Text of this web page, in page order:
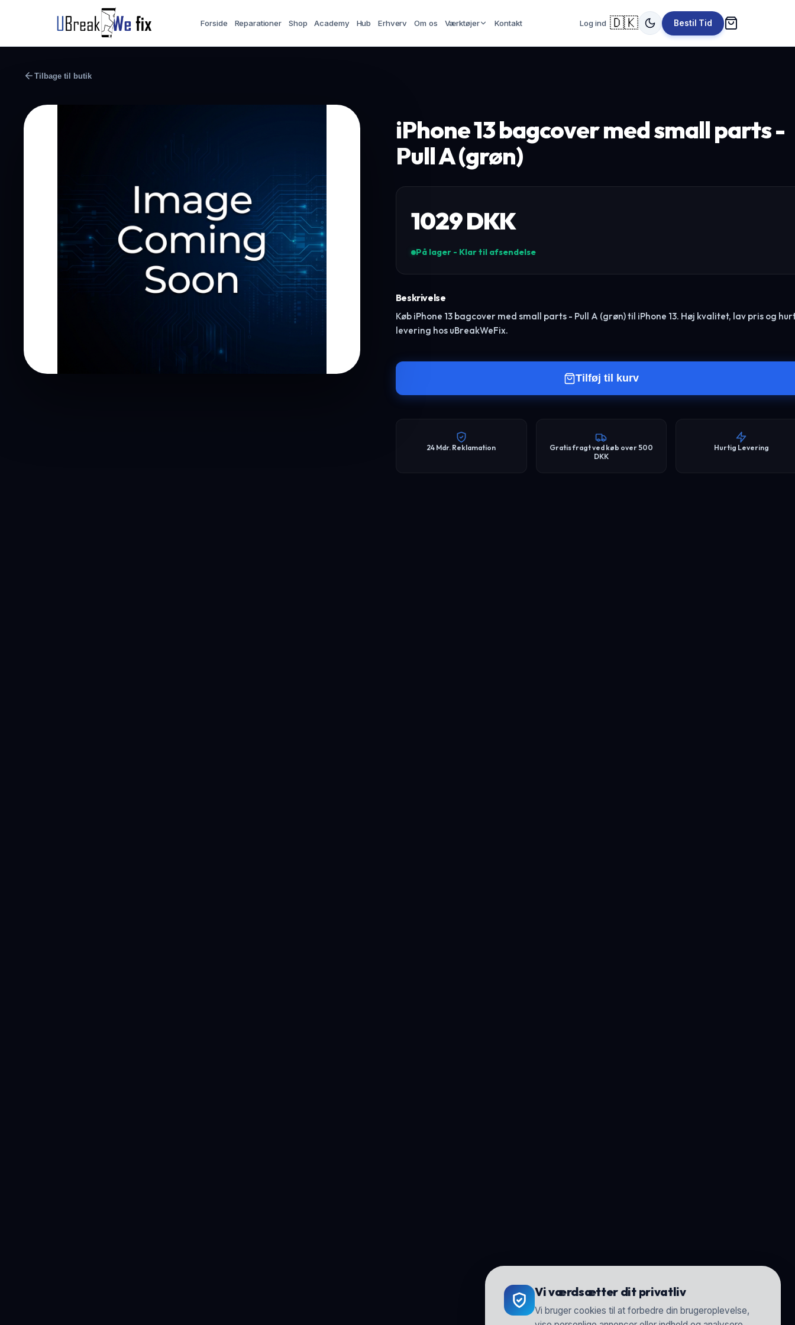
Forside Reparationer Shop Academy Hub Erhverv Om os Værktøjer Kontakt Log ind 🇩🇰 Bestil Tid
Vi værdsætter dit privatliv
Vi bruger cookies til at forbedre din brugeroplevelse,
Tilbage til butik
iPhone 13 bagcover med small parts -
Pull A (grøn)
1029DKK
På lager - Klar til afsendelse
Beskrivelse
Køb iPhone 13 bagcover med small parts - Pull A (grøn) til iPhone 13. Høj kvalitet, lav pris og
levering hos uBreakWeFix.
Tilføj til kurv
24 Mdr. Reklamation
Gratis fragt ved køb over 500
DKK
Hurtig Levering